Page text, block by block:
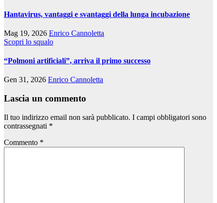
Hantavirus, vantaggi e svantaggi della lunga incubazione
Mag 19, 2026 Enrico Cannoletta
Scopri lo squalo
“Polmoni artificiali”, arriva il primo successo
Gen 31, 2026 Enrico Cannoletta
Lascia un commento
Il tuo indirizzo email non sarà pubblicato. I campi obbligatori sono
contrassegnati *
Commento *